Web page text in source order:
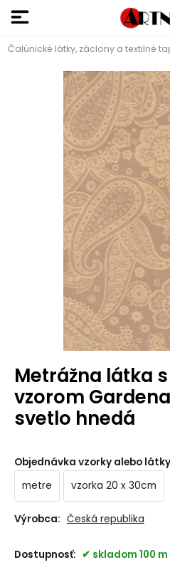
Čalúnické látky, záclony a textilné
Metrážna látka
vzorom Gardena
svetlo hnedá
Objednávka vzorky alebo látky
metre
vzorka 20 x 30cm
Výrobca: Česká republika
Dostupnosť: skladom 100 m